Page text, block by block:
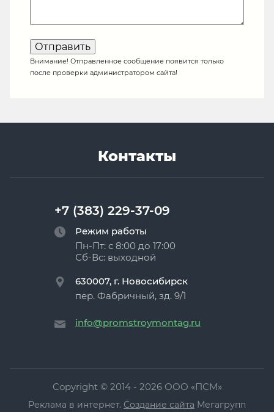
Внимание! Отправленное сообщение появится только
после проверки администратором сайта!
Контакты
+7 (383) 229-37-09
Режим работы
Пн-Пт: с 8:00 до 17:00
Сб-Вс: выходной
630007, г. Новосибирск
пер. Фабричный, зд. 9/1
info@promstroymontag.ru
Copyright © 2014 - 2026 ООО «ПСМ»
Реклама в интернет. Создание сайта Мегагрупп